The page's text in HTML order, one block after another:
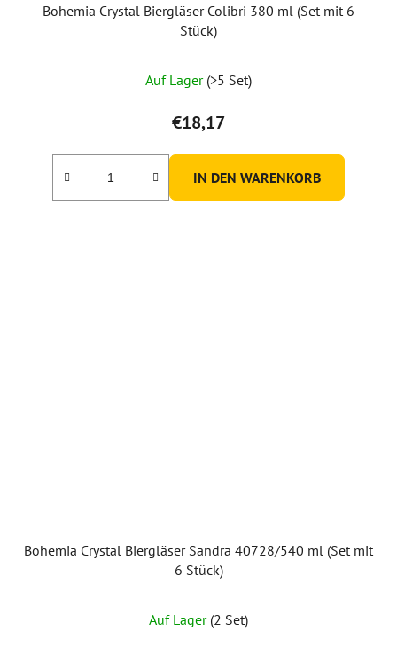
Bohemia Crystal Biergläser Colibri 380 ml (Set mit 6
Stück)
Auf Lager (>5 Set)
€18,17
IN DEN WARENKORB
Bohemia Crystal Biergläser Sandra 40728/540 ml (Set mit
6 Stück)
Auf Lager (2 Set)